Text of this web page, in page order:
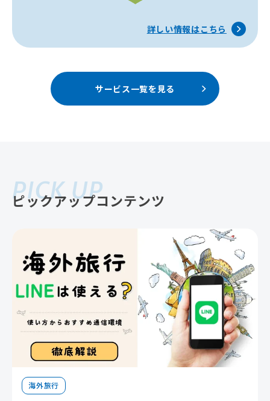
詳しい情報はこちら
サービス一覧を見る
PICK UP
ピックアップコンテンツ
海外旅行